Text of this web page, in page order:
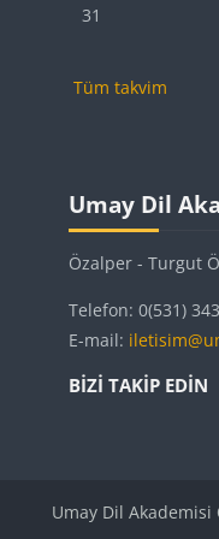
Etkinlik yok,
31
Tüm takvim
Bloklar
Umay Dil
Özalper - Turgut
Telefon: 0(531)
E-mail:
BIZI TAKIP EDIN
Umay Dil